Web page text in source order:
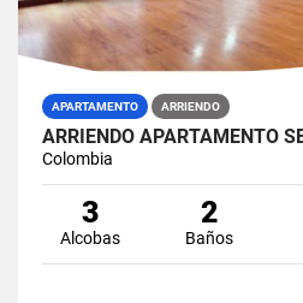
APARTAMENTO ARRIENDO
Colombia
3
Alcobas
2
Baños